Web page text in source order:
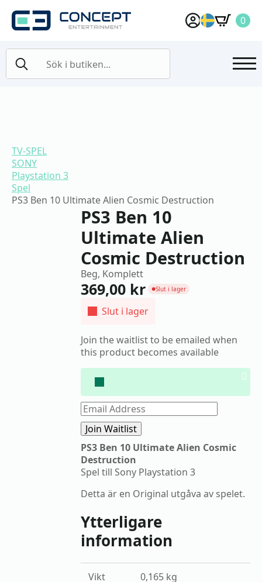
0
for:
TV-SPEL
SONY
Playstation 3
Spel
PS3 Ben 10 Ultimate Alien Cosmic Destruction
PS3 Ben 10
Ultimate Alien
Cosmic Destruction
Beg, Komplett
369,00 kr ●Slut i lager
Slut i lager
Join the waitlist to be emailed when
this product becomes available
Enter
your
email
address
to
join
the
waitlist
for
this
product
Join Waitlist
PS3 Ben 10 Ultimate Alien Cosmic
Destruction
Spel till Sony Playstation 3
Detta är en Original utgåva av spelet.
Ytterligare
information
Vikt 0,165 kg